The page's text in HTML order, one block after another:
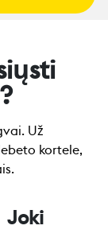
Už
kortele,
Jokių